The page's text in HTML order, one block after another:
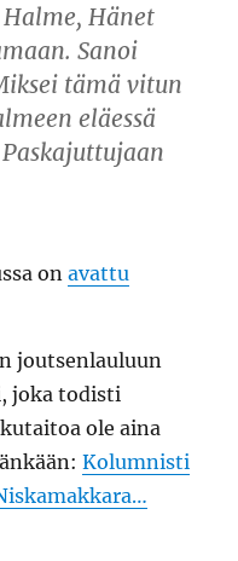
Hänet
Sanoi
tämä vitun
eläessä
onavattu
joutsenlauluun
joka todisti
ole aina
Kolumnisti